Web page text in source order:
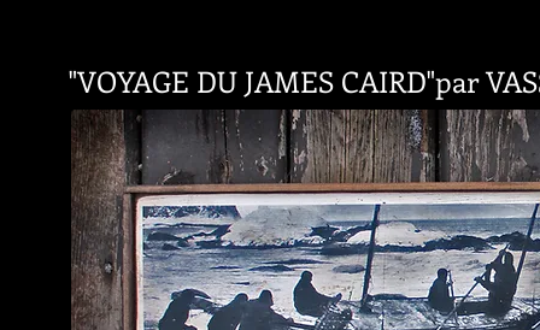
"VOYAGE DU JAMES CAIRD"par